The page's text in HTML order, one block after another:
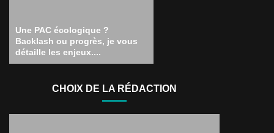
Une PAC écologique ?
Backlash ou progrès, je vous
détaille les enjeux....
CHOIX DE LA RÉDACTION